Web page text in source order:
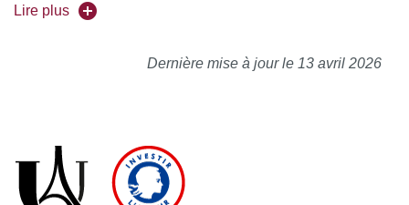
sanitaire. Authier David, Balcou-Debussche Maryvette
Interventions éducatives et santé : construire le dialogue
». doi : 10.17184/eac.1218. France.
ROTHIER BAUTZER E. (2012), Entre Cure et Care.
Lire plus
Dernière mise à jour le 13 avril 2026